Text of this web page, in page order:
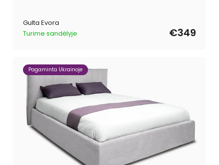
Gulta Evora
Turime sandėlyje
€349
Pagaminta Ukrainoje